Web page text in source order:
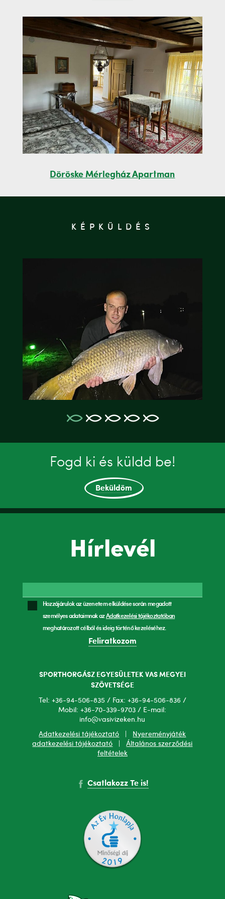
Döröske Mérlegház Apartman
KÉPKÜLDÉS
Fogd ki és küldd be!
Beküldöm
Hírlevél
Hozzájárulok az üzenetem elküldése során megadott
személyes adataimnak azAdatkezelési tájékoztatóban
meghatározott célból és ideig történő kezeléséhez.
Feliratkozom
SPORTHORGÁSZ EGYESÜLETEK VAS MEGYEI
SZÖVETSÉGE
Tel: +36-94-506-835 / Fax: +36-94-506-836 /
Mobil: +36-70-339-9703 / E-mail:
info@vasivizeken.hu
Adatkezelési tájékoztató
Nyereményjáték
adatkezelési tájékoztató |Általános szerződési
feltételek
Csatlakozz Te is!